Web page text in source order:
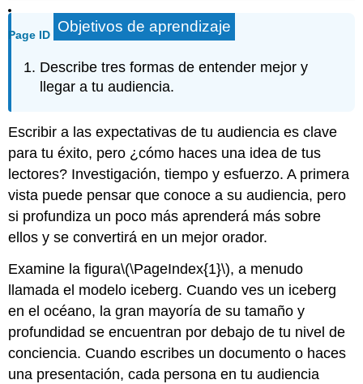
Page ID Objetivos de aprendizaje
Describe tres formas de entender mejor y
llegar a tu audiencia.
Escribir a las expectativas de tu audiencia es clave
para tu éxito, pero ¿cómo haces una idea de tus
lectores? Investigación, tiempo y esfuerzo. A primera
vista puede pensar que conoce a su audiencia, pero
si profundiza un poco más aprenderá más sobre
ellos y se convertirá en un mejor orador.
Examine la figura\(\PageIndex{1}\), a menudo
llamada el modelo iceberg. Cuando ves un iceberg
en el océano, la gran mayoría de su tamaño y
profundidad se encuentran por debajo de tu nivel de
conciencia. Cuando escribes un documento o haces
una presentación, cada persona en tu audiencia